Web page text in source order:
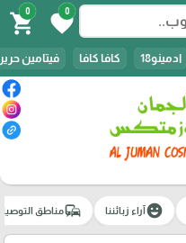
0
favorite
0
shopping_cart
ادمينو18 كافا كافا فيتامين حرير
emoji_emotionsآراء زبائننا commuteمناطق